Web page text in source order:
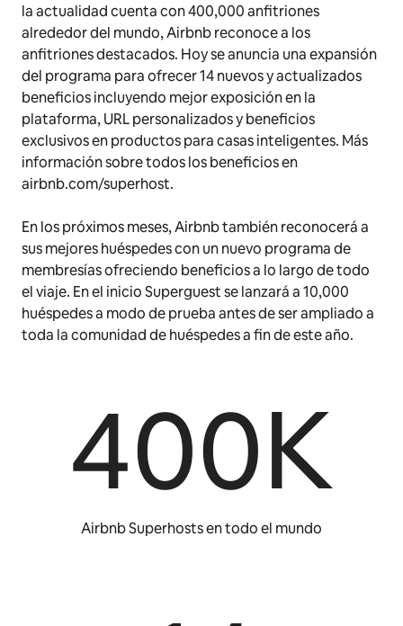
la actualidad cuenta con 400,000 anfitriones
alrededor del mundo, Airbnb reconoce a los
anfitriones destacados. Hoy se anuncia una expansión
del programa para ofrecer 14 nuevos y actualizados
beneficios incluyendo mejor exposición en la
plataforma, URL personalizados y beneficios
exclusivos en productos para casas inteligentes. Más
información sobre todos los beneficios en
airbnb.com/superhost.
En los próximos meses, Airbnb también reconocerá a
sus mejores huéspedes con un nuevo programa de
membresías ofreciendo beneficios a lo largo de todo
el viaje. En el inicio Superguest se lanzará a 10,000
huéspedes a modo de prueba antes de ser ampliado a
toda la comunidad de huéspedes a fin de este año.
400K
Airbnb Superhosts en todo el mundo